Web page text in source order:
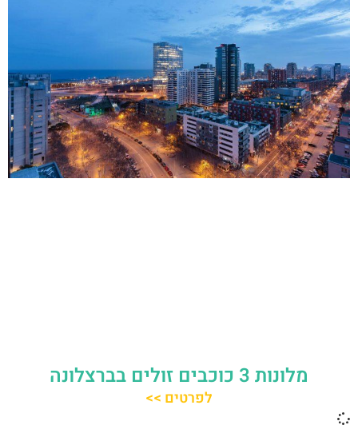
מלונות 3 כוכבים זולים בברצלונה
לפרטים >>